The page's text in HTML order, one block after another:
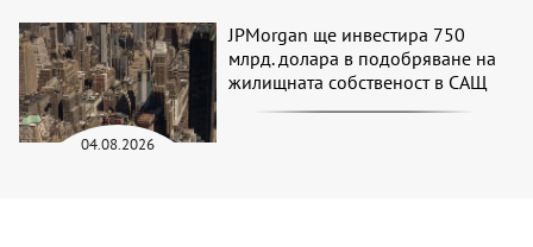
04.08.2026
JPMorgan ще инвестира 750
млрд. долара в подобряване на
жилищната собственост в САЩ